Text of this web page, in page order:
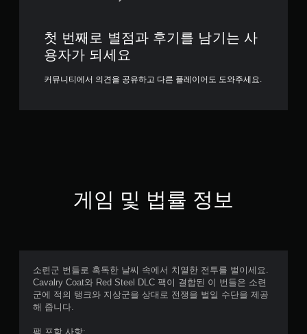
첫 번째로 별점과 후기를 남기는 사
용자가 되세요
커뮤니티에서 의견을 공유하고 다른 플레이어도 도와주세요.
게임 및 법률 정보
소련군 번들로 혹독한 날씨 속에서 치열한 전투를 벌이세요.
Cavalry Coat와 Red Steel DLC 팩이 결합된 이 번들은 소련
군에 적의 탱크와 지상군을 상대로 전쟁을 벌일 수단을 제공
해 줍니다.
팩 포함 사항: